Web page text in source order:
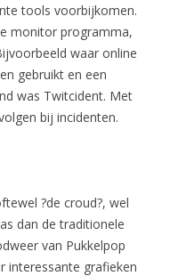
tools voorbijkomen.
monitor programma,
waar online
gebruikt en een
was Twitcident. Met
bij incidenten.
?de croud?, wel
dan de traditionele
van Pukkelpop
interessante grafieken